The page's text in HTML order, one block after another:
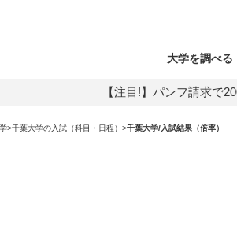
大学を調べる
【注目!】パンフ請求で
>千葉大学の入試（科目・日程） >千葉大学/入試結果（倍率）